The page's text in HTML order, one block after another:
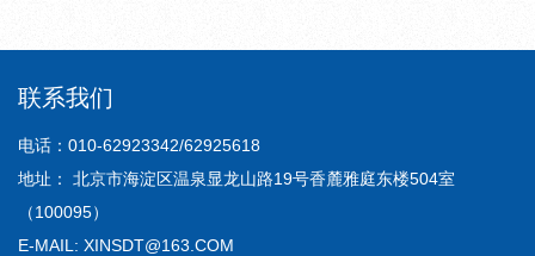
联系我们
电话：010-62923342/62925618
地址： 北京市海淀区温泉显龙山路19号香麓雅庭东楼504室
（100095）
E-MAIL: XINSDT@163.COM